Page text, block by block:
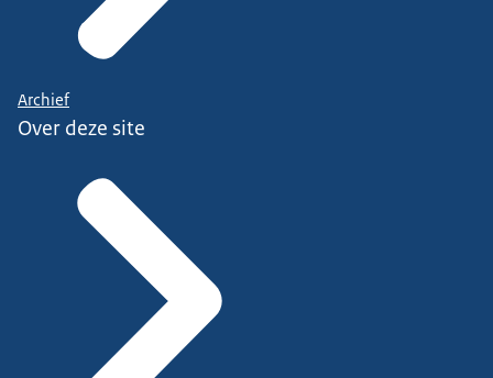
Archief
Over deze site